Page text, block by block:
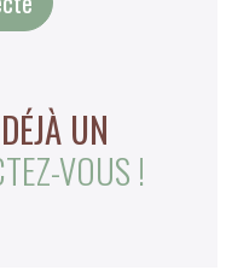
UN
VOUS !